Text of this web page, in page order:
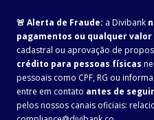
🚨 Alerta de Fraude: a Divibank
pagamentos ou qualquer
cadastral ou aprovação de
crédito para pessoas físicas
pessoais como CPF, RG ou
entre em contato antes de
pelos nossos canais oficiais: